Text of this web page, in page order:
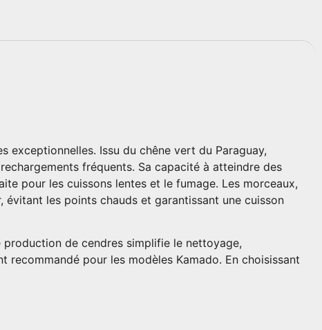
exceptionnelles. Issu du chêne vert du Paraguay,
fréquents. Sa capacité à atteindre des
pour les cuissons lentes et le fumage. Les morceaux,
les points chauds et garantissant une cuisson
de cendres simplifie le nettoyage,
pour les modèles Kamado. En choisissant